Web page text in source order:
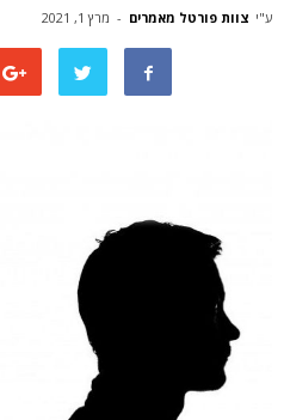
ע"י צוות פורטל מאמרים - מרץ 1, 2021